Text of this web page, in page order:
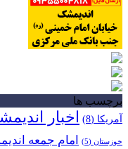
برچسب ها
آمریکا (8) اخبار
خوزستان (5) امام جمعه